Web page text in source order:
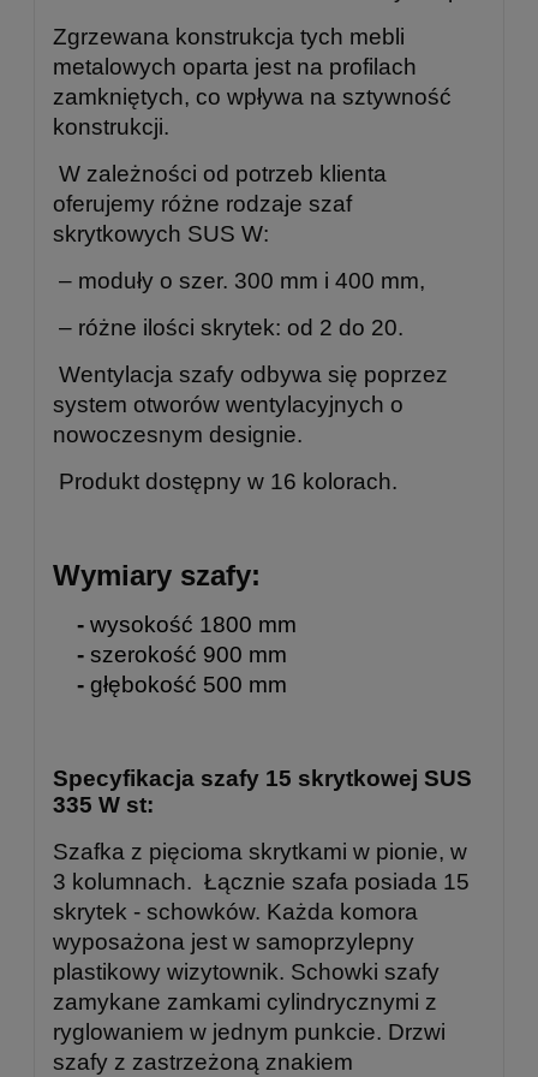
Zgrzewana konstrukcja tych mebli
metalowych oparta jest na profilach
zamkniętych, co wpływa na sztywność
konstrukcji.
W zależności od potrzeb klienta
oferujemy różne rodzaje szaf
skrytkowych SUS W:
– moduły o szer. 300 mm i 400 mm,
– różne ilości skrytek: od 2 do 20.
Wentylacja szafy odbywa się poprzez
system otworów wentylacyjnych o
nowoczesnym designie.
Produkt dostępny w 16 kolorach.
Wymiary szafy:
- wysokość 1800 mm
- szerokość 900 mm
- głębokość 500 mm
Specyfikacja szafy 15 skrytkowej SUS
335 W st:
Szafka z pięcioma skrytkami w pionie, w
3 kolumnach. Łącznie szafa posiada 15
skrytek - schowków. Każda komora
wyposażona jest w samoprzylepny
plastikowy wizytownik. Schowki szafy
zamykane zamkami cylindrycznymi z
ryglowaniem w jednym punkcie. Drzwi
szafy z zastrzeżoną znakiem